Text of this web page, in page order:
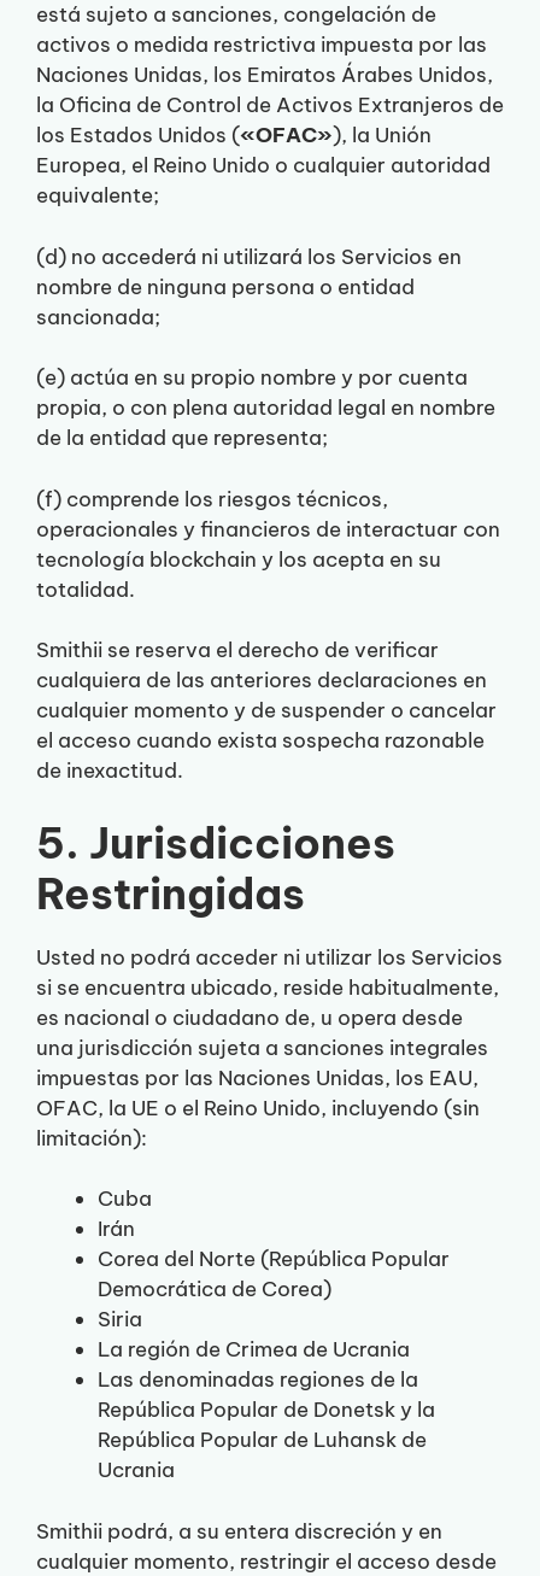
está sujeto a sanciones, congelación de
activos o medida restrictiva impuesta por las
Naciones Unidas, los Emiratos Árabes Unidos,
la Oficina de Control de Activos Extranjeros de
los Estados Unidos («OFAC»), la Unión
Europea, el Reino Unido o cualquier autoridad
equivalente;
(d) no accederá ni utilizará los Servicios en
nombre de ninguna persona o entidad
sancionada;
(e) actúa en su propio nombre y por cuenta
propia, o con plena autoridad legal en nombre
de la entidad que representa;
(f) comprende los riesgos técnicos,
operacionales y financieros de interactuar con
tecnología blockchain y los acepta en su
totalidad.
Smithii se reserva el derecho de verificar
cualquiera de las anteriores declaraciones en
cualquier momento y de suspender o cancelar
el acceso cuando exista sospecha razonable
de inexactitud.
5. Jurisdicciones
Restringidas
Usted no podrá acceder ni utilizar los Servicios
si se encuentra ubicado, reside habitualmente,
es nacional o ciudadano de, u opera desde
una jurisdicción sujeta a sanciones integrales
impuestas por las Naciones Unidas, los EAU,
OFAC, la UE o el Reino Unido, incluyendo (sin
limitación):
Cuba
Irán
Corea del Norte (República Popular
Democrática de Corea)
Siria
La región de Crimea de Ucrania
Las denominadas regiones de la
República Popular de Donetsk y la
República Popular de Luhansk de
Ucrania
Smithii podrá, a su entera discreción y en
cualquier momento, restringir el acceso desde